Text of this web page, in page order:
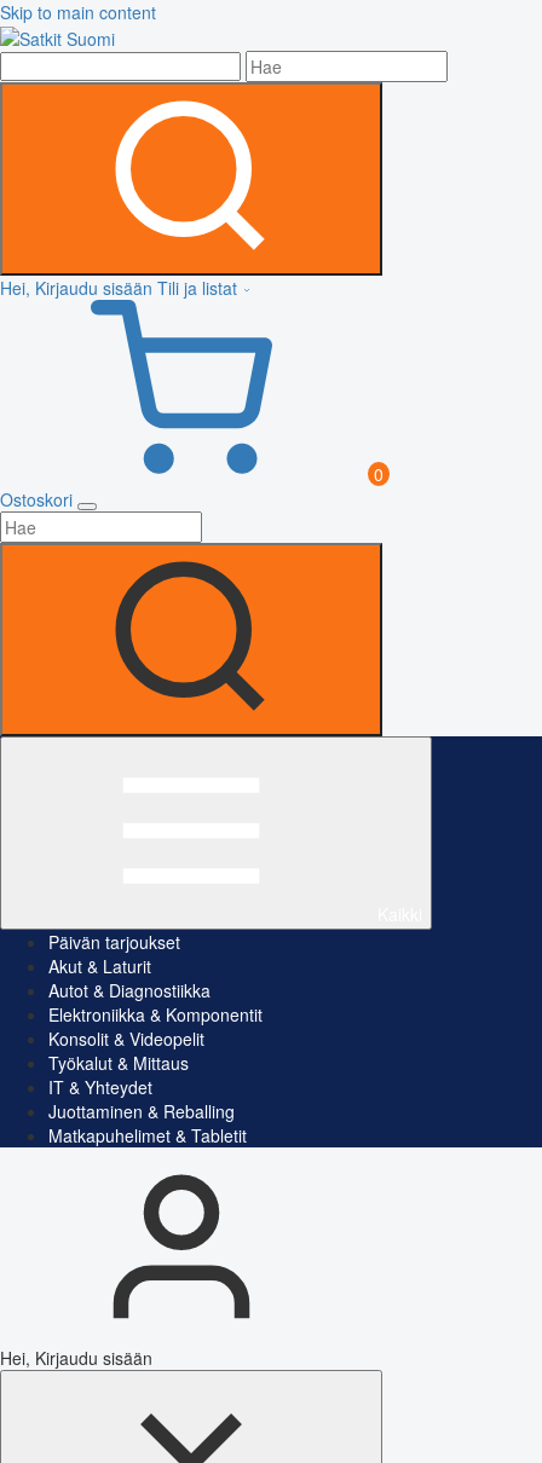
Skip to main content
Hei, Kirjaudu sisään Tili ja listat
0
Ostoskori
Päivän tarjoukset
Akut & Laturit
Autot & Diagnostiikka
Elektroniikka & Komponentit
Konsolit & Videopelit
Työkalut & Mittaus
IT & Yhteydet
Juottaminen & Reballing
Matkapuhelimet & Tabletit
Hei, Kirjaudu sisään